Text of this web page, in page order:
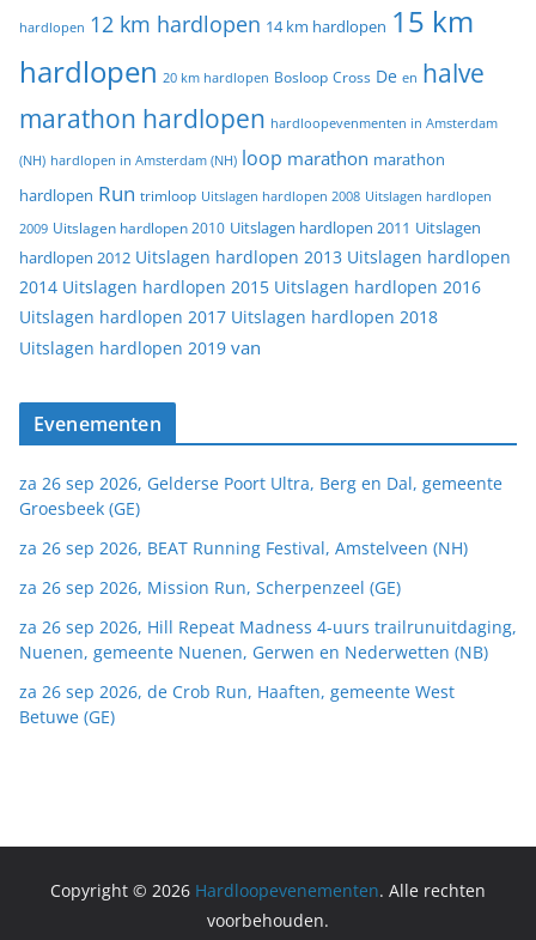
hardlopen 12 km hardlopen 14 km hardlopen 15 km
hardlopen 20 km hardlopen Bosloop Cross De en halve
marathon hardlopen hardloopevenmenten in Amsterdam
(NH) hardlopen in Amsterdam (NH) loop marathon marathon
hardlopen Run trimloop Uitslagen hardlopen 2008 Uitslagen hardlopen
2009 Uitslagen hardlopen 2010 Uitslagen hardlopen 2011 Uitslagen
hardlopen 2012 Uitslagen hardlopen 2013 Uitslagen hardlopen
2014 Uitslagen hardlopen 2015 Uitslagen hardlopen 2016
Uitslagen hardlopen 2017 Uitslagen hardlopen 2018
Uitslagen hardlopen 2019 van
Evenementen
za 26 sep 2026, Gelderse Poort Ultra, Berg en Dal, gemeente
Groesbeek (GE)
za 26 sep 2026, BEAT Running Festival, Amstelveen (NH)
za 26 sep 2026, Mission Run, Scherpenzeel (GE)
za 26 sep 2026, Hill Repeat Madness 4-uurs trailrunuitdaging,
Nuenen, gemeente Nuenen, Gerwen en Nederwetten (NB)
za 26 sep 2026, de Crob Run, Haaften, gemeente West
Betuwe (GE)
Copyright © 2026 Hardloopevenementen. Alle rechten
voorbehouden.